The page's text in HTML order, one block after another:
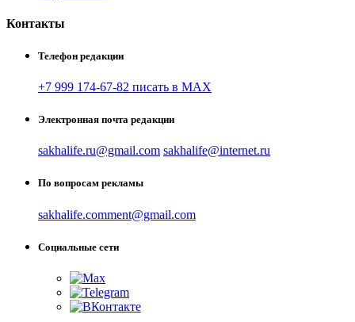
Контакты
Телефон редакции
+7 999 174-67-82 писать в MAX
Электронная почта редакции
sakhalife.ru@gmail.com sakhalife@internet.ru
По вопросам рекламы
sakhalife.comment@gmail.com
Социальные сети